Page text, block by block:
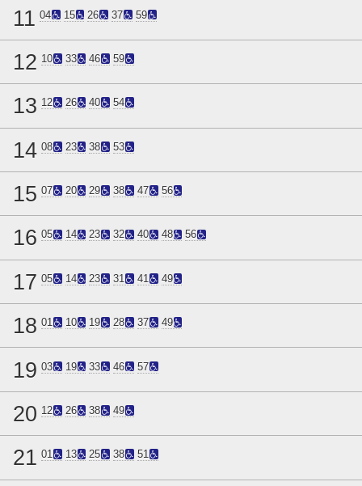
11 04 15 26 37 59
12 10 33 46 59
13 12 26 40 54
14 08 23 38 53
15 07 20 29 38 47 56
16 05 14 23 32 40 48 56
17 05 14 23 31 41 49
18 01 10 19 28 37 49
19 03 19 33 46 57
20 12 26 38 49
21 01 13 25 38 51